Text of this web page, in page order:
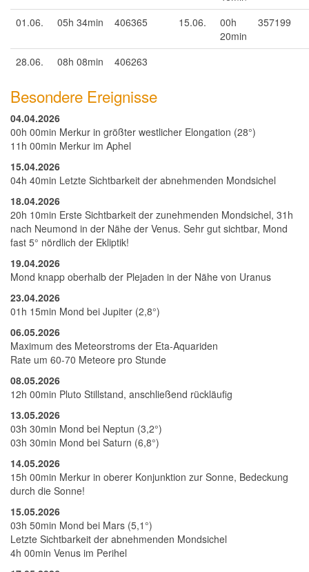
01.06. 05h 34min 406365 15.06.
00h
20min
357199
28.06. 08h 08min 406263
Besondere Ereignisse
04.04.2026
00h 00min Merkur in größter westlicher Elongation (28°)
11h 00min Merkur im Aphel
15.04.2026
04h 40min Letzte Sichtbarkeit der abnehmenden Mondsichel
18.04.2026
20h 10min Erste Sichtbarkeit der zunehmenden Mondsichel, 31h
nach Neumond in der Nähe der Venus. Sehr gut sichtbar, Mond
fast 5° nördlich der Ekliptik!
19.04.2026
Mond knapp oberhalb der Plejaden in der Nähe von Uranus
23.04.2026
01h 15min Mond bei Jupiter (2,8°)
06.05.2026
Maximum des Meteorstroms der Eta-Aquariden
Rate um 60-70 Meteore pro Stunde
08.05.2026
12h 00min Pluto Stillstand, anschließend rückläufig
13.05.2026
03h 30min Mond bei Neptun (3,2°)
03h 30min Mond bei Saturn (6,8°)
14.05.2026
15h 00min Merkur in oberer Konjunktion zur Sonne, Bedeckung
durch die Sonne!
15.05.2026
03h 50min Mond bei Mars (5,1°)
Letzte Sichtbarkeit der abnehmenden Mondsichel
4h 00min Venus im Perihel